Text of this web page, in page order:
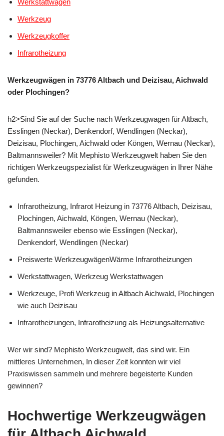
Werkzeug
Werkzeugkoffer
Infrarotheizung
Werkzeugwägen in 73776 Altbach und Deizisau, Aichwald
oder Plochingen?
h2>Sind Sie auf der Suche nach Werkzeugwagen für Altbach,
Esslingen (Neckar), Denkendorf, Wendlingen (Neckar),
Deizisau, Plochingen, Aichwald oder Köngen, Wernau (Neckar),
Baltmannsweiler? Mit Mephisto Werkzeugwelt haben Sie den
richtigen Werkzeugspezialist für Werkzeugwägen in Ihrer Nähe
gefunden.
Infrarotheizung, Infrarot Heizung in 73776 Altbach, Deizisau,
Plochingen, Aichwald, Köngen, Wernau (Neckar),
Baltmannsweiler ebenso wie Esslingen (Neckar),
Denkendorf, Wendlingen (Neckar)
Preiswerte WerkzeugwägenWärme Infrarotheizungen
Werkstattwagen, Werkzeug Werkstattwagen
Werkzeuge, Profi Werkzeug in Altbach Aichwald, Plochingen
wie auch Deizisau
Infrarotheizungen, Infrarotheizung als Heizungsalternative
Wer wir sind? Mephisto Werkzeugwelt, das sind wir. Ein
mittleres Unternehmen, In dieser Zeit konnten wir viel
Praxiswissen sammeln und mehrere begeisterte Kunden
gewinnen?
Hochwertige Werkzeugwägen